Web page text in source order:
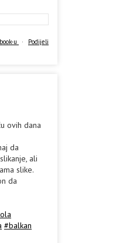
u · Podijeli
ovih dana
da
ali
slike.
da
#balkan